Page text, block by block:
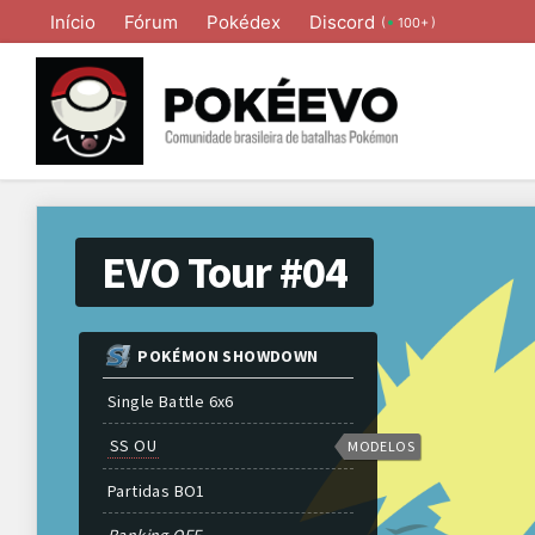
Início Fórum Pokédex Discord ( 100+ )
EVO Tour #04
POKÉMON SHOWDOWN
Single Battle 6x6
SS OU
Partidas BO1
MODELOS